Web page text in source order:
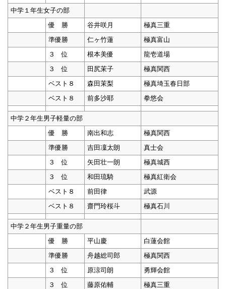
中学１年生女子の部
優 勝
谷井咲月
極真三重
準優勝
仁ヶ竹蓮
極真富山
３ 位
根本美優
龍壱道場
３ 位
田尻茉子
極真関西
ベスト８
森田茉梨
極真埼玉春日部
ベスト８
前多沙耶 拳悠会
中学２年生男子軽量の部
優 勝
南出和志
極真関西
準優勝
吉田凜太朗
真士会
３ 位
矢田壮一朗
極真城西
３ 位
和田琉騎
極真紅衛会
ベスト８
前田律
武源
ベスト８
齋門玲桜斗 極真石川
中学２年生男子重量の部
優 勝
平山慶
白蓮会館
準優勝
舟越総司郎
極真関西
３ 位
原涼司朗
勇輝会館
３ 位
藤原佑輔
極真三重